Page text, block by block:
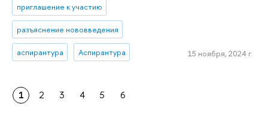
приглашение к участию
разъяснение нововведения
аспирантура Аспирантура 15 ноября, 2024 г.
1 2 3 4 5 6